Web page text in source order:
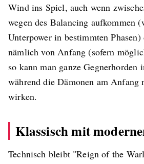
Wind ins Spiel, auch wenn
wegen des Balancing aufkommen
Unterpower in bestimmten
nämlich von Anfang (sofern
so kann man ganze Gegnerhorden
während die Dämonen am Anfang
wirken.
Klassisch mit
Technisch bleibt "Reign of the